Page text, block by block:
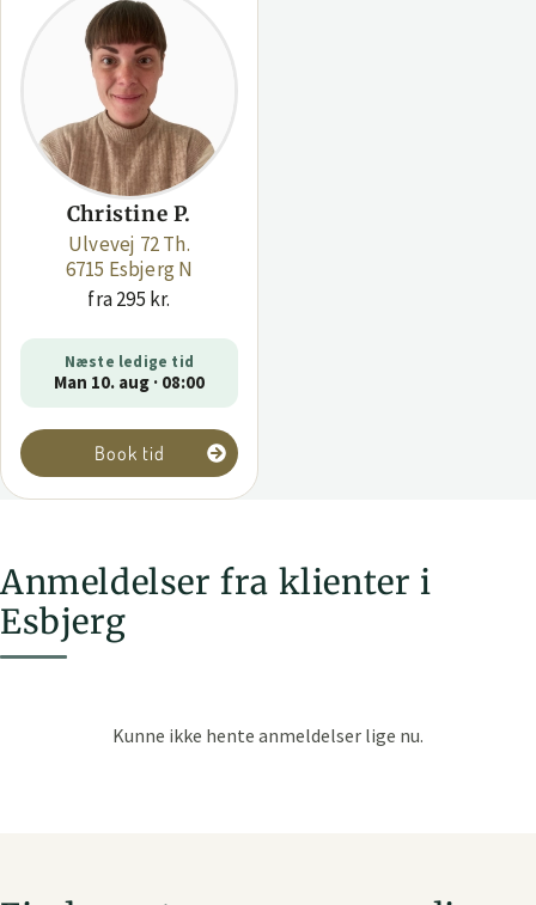
Christine P.
Ulvevej 72 Th.
6715 Esbjerg N
fra 295 kr.
Næste ledige tid
Man 10. aug · 08:00
Book tid
Anmeldelser fra klienter i
Esbjerg